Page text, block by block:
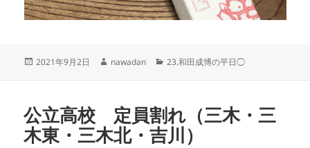
投
2021年9月2日
作
nawadan
カ
ー
23.和田成博の平日◯
公立高校 定員割れ（三木・三
木東・三木北・吉川）